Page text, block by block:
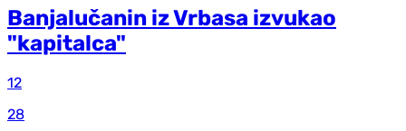
Banjalučanin iz Vrbasa izvukao
"kapitalca"
12
28